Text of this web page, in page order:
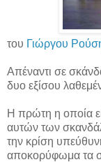
του Γιώργου
Απέναντι σε
δυο εξίσου
Η πρώτη η οποία
αυτών των
την κρίση
αποκορύφωμα τα